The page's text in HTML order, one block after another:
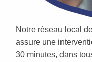
Notre réseau local
assure une
30 minutes, dans